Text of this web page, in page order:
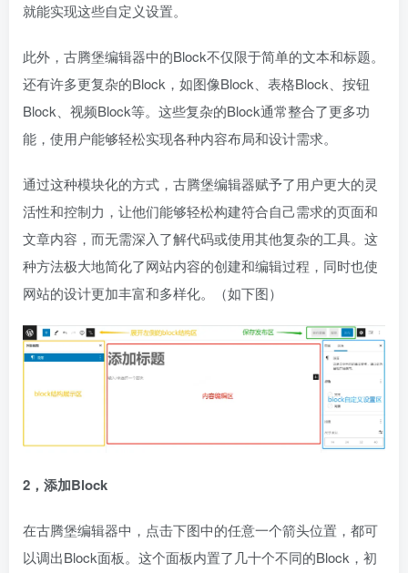
就能实现这些自定义设置。
此外，古腾堡编辑器中的Block不仅限于简单的文本和标题。
还有许多更复杂的Block，如图像Block、表格Block、按钮
Block、视频Block等。这些复杂的Block通常整合了更多功
能，使用户能够轻松实现各种内容布局和设计需求。
通过这种模块化的方式，古腾堡编辑器赋予了用户更大的灵
活性和控制力，让他们能够轻松构建符合自己需求的页面和
文章内容，而无需深入了解代码或使用其他复杂的工具。这
种方法极大地简化了网站内容的创建和编辑过程，同时也使
网站的设计更加丰富和多样化。（如下图）
2，添加Block
在古腾堡编辑器中，点击下图中的任意一个箭头位置，都可
以调出Block面板。这个面板内置了几十个不同的Block，初